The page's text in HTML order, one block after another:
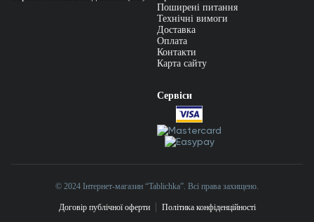
Поширені питання
Технічні вимоги
Доставка
Оплата
Контакти
Карта сайту
Сервіси
© 2024 Інтернет-магазин “Tablichka”. Всі права захищено.
Договір публічної оферти Політика конфіденційності